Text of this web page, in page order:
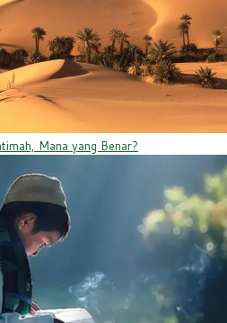
Mana yang Benar?